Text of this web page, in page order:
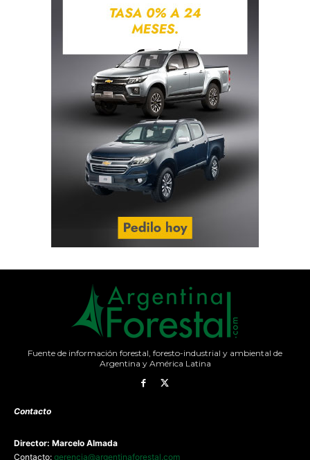
Fuente de información forestal, foresto-industrial y ambiental de
Argentina y América Latina
Contacto
Director: Marcelo Almada
Contacto: gerencia@argentinaforestal.com